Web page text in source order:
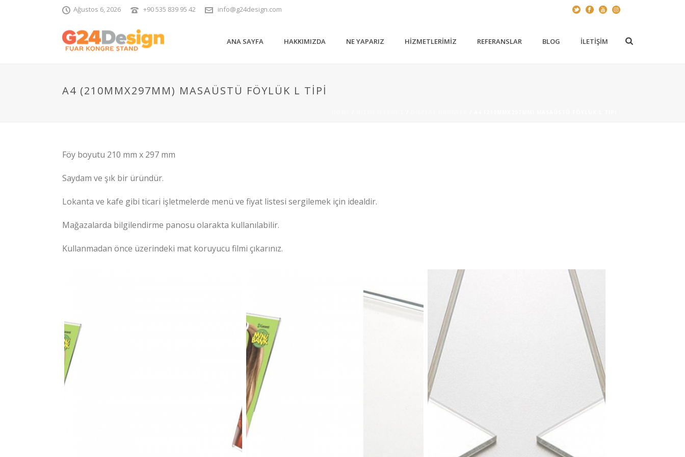
Ağustos 6, 2026 +90 535 839 95 42 info@g24design.com
ANA SAYFA HAKKIMIZDA NE YAPARIZ HIZMETLERIMIZ REFERANSLAR BLOG İLETIŞIM
A4 (210MMX297MM) MASAÜSTÜ FÖYLÜK L TIPI
Föy boyutu 210 mm x 297 mm
Saydam ve şık bir üründür.
Lokanta ve kafe gibi ticari işletmelerde menü ve fiyat listesi sergilemek için idealdir.
Mağazalarda bilgilendirme panosu olarakta kullanılabilir.
Kullanmadan önce üzerindeki mat koruyucu filmi çıkarınız.